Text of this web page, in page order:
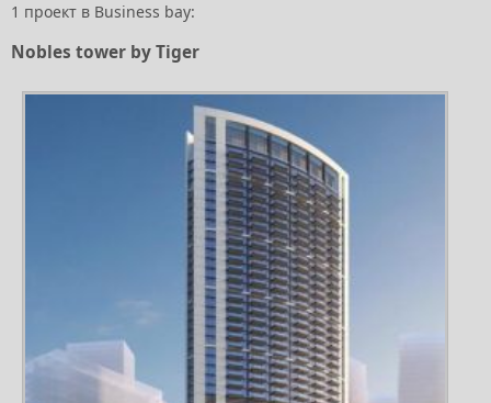
1 проект в Business bay:
Nobles tower by Tiger